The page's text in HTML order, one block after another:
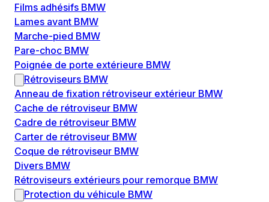
Films adhésifs BMW
Lames avant BMW
Marche-pied BMW
Pare-choc BMW
Poignée de porte extérieure BMW
Rétroviseurs BMW
Anneau de fixation rétroviseur extérieur BMW
Cache de rétroviseur BMW
Cadre de rétroviseur BMW
Carter de rétroviseur BMW
Coque de rétroviseur BMW
Divers BMW
Rétroviseurs extérieurs pour remorque BMW
Protection du véhicule BMW